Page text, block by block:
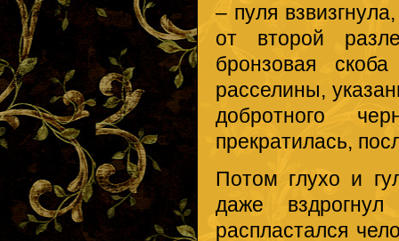
– пуля
от второй
бронзовая
расселины,
добротного
прекратилась,
Потом глухо и
даже
распластался